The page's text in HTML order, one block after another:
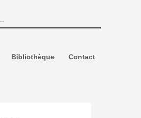
Bibliothèque Contact